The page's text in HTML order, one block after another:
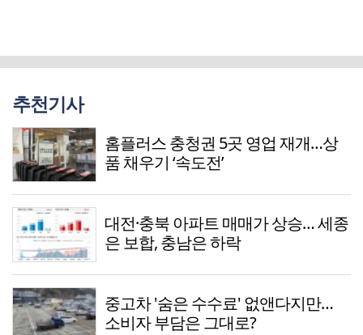
추천기사
홈플러스 충청권 5곳 영업 재개…상
품 채우기 ‘속도전’
대전·충북 아파트 매매가 상승… 세종
은 보합, 충남은 하락
중고차 '숨은 수수료' 없앤다지만…
소비자 부담은 그대로?